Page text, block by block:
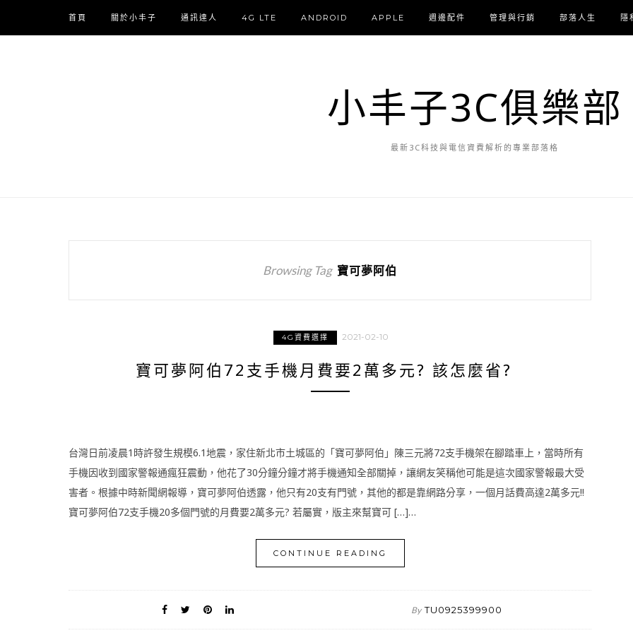
首頁 關於小丰子 通訊達人 4G LTE ANDROID APPLE 週邊配件 管理與行銷 部落人生 隱
小丰子3C俱樂部
最新3C科技與電信資費解析的專業部落格
Browsing Tag 寶可夢阿伯
4G資費選擇 2021-02-10
寶可夢阿伯72支手機月費要2萬多元? 該怎麼省?
台灣日前凌晨1時許發生規模6.1地震，家住新北市土城區的「寶可夢阿伯」陳三元將72支手機架在腳踏車上，當時所有
手機因收到國家警報通瘋狂震動，他花了30分鐘分鐘才將手機通知全部關掉，讓網友笑稱他可能是這次國家警報最大受
害者。根據中時新聞網報導，寶可夢阿伯透露，他只有20支有門號，其他的都是靠網路分享，一個月話費高達2萬多元!!
寶可夢阿伯72支手機20多個門號的月費要2萬多元? 若屬實，版主來幫寶可 […]…
CONTINUE READING
By TU0925399900